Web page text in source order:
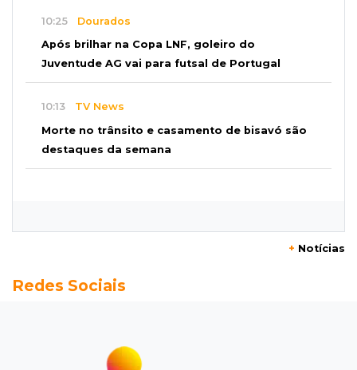
10:25 Dourados
Após brilhar na Copa LNF, goleiro do
Juventude AG vai para futsal de Portugal
10:13 TV News
Morte no trânsito e casamento de bisavó são
destaques da semana
comida e transporte
09:53 Resultado da enquete
Automóvel roubado
+ Notícias
Redes Sociais